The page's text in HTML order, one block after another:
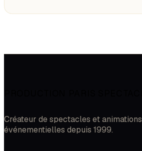
Créateur de spectacles et animations
événementielles depuis 1999.